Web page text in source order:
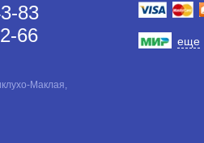
83
66
Маклая,
еще